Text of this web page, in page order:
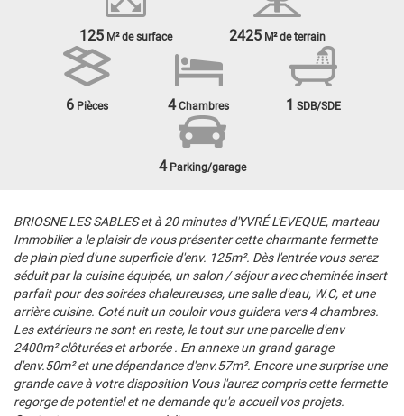
125M² de surface 2425M² de terrain
6 Pièces 4Chambres 1 SDB/SDE
4Parking/garage
BRIOSNE LES SABLES et à 20 minutes d'YVRÉ L'EVEQUE, marteau
Immobilier a le plaisir de vous présenter cette charmante fermette
de plain pied d'une superficie d'env. 125m². Dès l'entrée vous serez
séduit par la cuisine équipée, un salon / séjour avec cheminée insert
parfait pour des soirées chaleureuses, une salle d'eau, W.C, et une
arrière cuisine. Coté nuit un couloir vous guidera vers 4 chambres.
Les extérieurs ne sont en reste, le tout sur une parcelle d'env
2400m² clôturées et arborée . En annexe un grand garage
d'env.50m² et une dépendance d'env.57m². Encore une surprise une
grande cave à votre disposition Vous l'aurez compris cette fermette
regorge de potentiel et ne demande qu'a accueil vos projets.